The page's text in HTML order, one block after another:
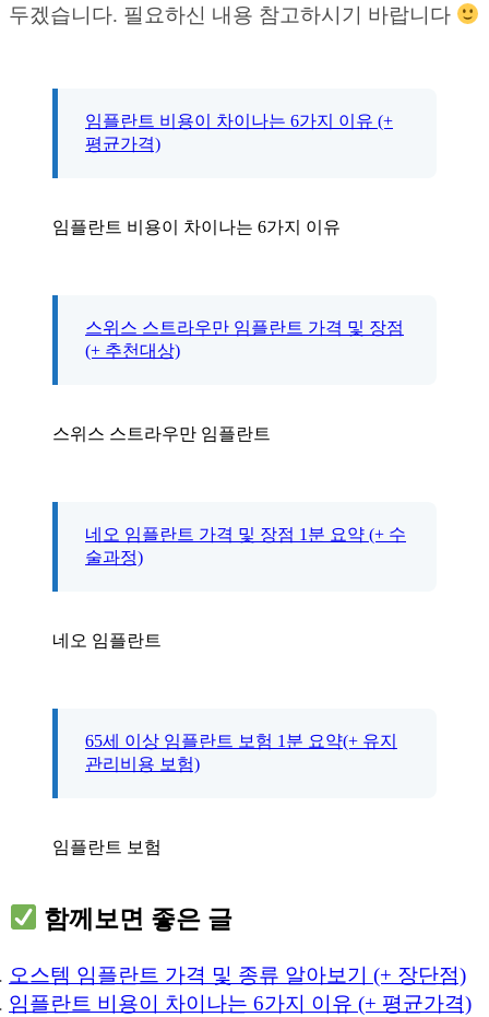
두겠습니다. 필요하신 내용 참고하시기 바랍니다
임플란트 비용이 차이나는 6가지 이유 (+
평균가격)
임플란트 비용이 차이나는 6가지 이유
스위스 스트라우만 임플란트 가격 및 장점
(+ 추천대상)
스위스 스트라우만 임플란트
네오 임플란트 가격 및 장점 1분 요약 (+ 수
술과정)
네오 임플란트
65세 이상 임플란트 보험 1분 요약(+ 유지
관리비용 보험)
임플란트 보험
함께보면 좋은 글
오스템 임플란트 가격 및 종류 알아보기 (+ 장단점)
임플란트 비용이 차이나는 6가지 이유 (+ 평균가격)